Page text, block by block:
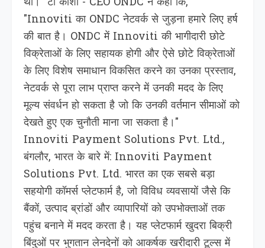
"Innoviti का ONDC नेटवर्क से जुड़ना हमारे लिए हर्ष
की बात है। ONDC में Innoviti की भागीदारी छोटे
विक्रेताओं के लिए सहायक होगी और ऐसे छोटे विक्रेताओं
के लिए विशेष समाधान विकसित करने का उनका प्रस्ताव,
नेटवर्क से पूरा लाभ प्राप्त करने में उनकी मदद के लिए
मूल्य संवर्धन हो सकता है जो कि उनकी वर्तमान सीमाओं को
देखते हुए एक चुनौती माना जा सकता है।"
Innoviti Payment Solutions Pvt. Ltd.,
बंगलौर, भारत के बारे में: Innoviti Payment
Solutions Pvt. Ltd. भारत का एक सबसे बड़ा
सहयोगी कॉमर्स प्लेटफार्म है, जो विविध व्यवसायों जैसे कि
बैंकों, उत्पाद ब्रांडों और व्यापारियों को उपभोक्ताओं तक
पहुंच बनाने में मदद करता है। यह प्लेटफार्म खुदरा बिक्री
बिंदुओं पर भुगतान लेनदेनों को आकर्षक खरीदारी टूल्स में